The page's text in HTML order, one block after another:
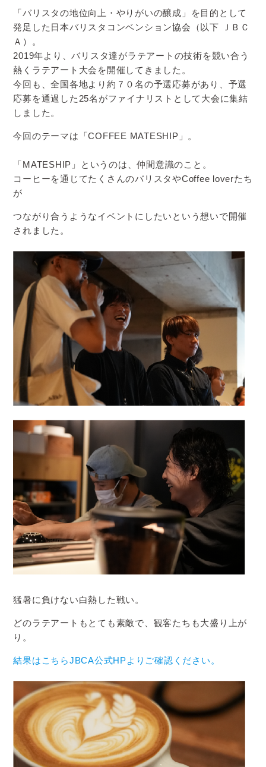
「バリスタの地位向上・やりがいの醸成」を目的として
発足した日本バリスタコンベンション協会（以下 ＪＢＣ
Ａ）。
2019年より、バリスタ達がラテアートの技術を競い合う
熱くラテアート大会を開催してきました。
今回も、全国各地より約７０名の予選応募があり、予選
応募を通過した25名がファイナリストとして大会に集結
しました。
今回のテーマは「COFFEE MATESHIP」。
「MATESHIP」というのは、仲間意識のこと。
コーヒーを通じてたくさんのバリスタやCoffee loverたち
が
つながり合うようなイベントにしたいという想いで開催
されました。
猛暑に負けない白熱した戦い。
どのラテアートもとても素敵で、観客たちも大盛り上が
り。
結果はこちらJBCA公式HPよりご確認ください。